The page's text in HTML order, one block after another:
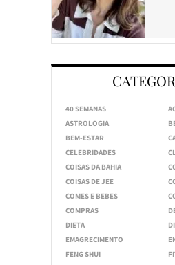
40 SEMANAS
ASTROLOGIA
BEM-ESTAR
CELEBRIDADES
COISAS DA BAHIA
COISAS DE JEE
COMES E BEBES
COMPRAS
DIETA
EMAGRECIMENTO
FENG SHUI